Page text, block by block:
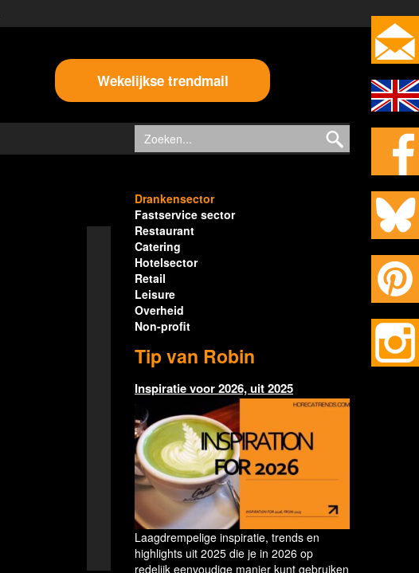
Wekelijkse trendmail
Drankensector
Fastservice sector
Restaurant
Catering
Hotelsector
Retail
Leisure
Overheid
Non-profit
Tip van Robin
Inspiratie voor 2026, uit 2025
Laagdrempelige inspiratie, trends en
highlights uit 2025 die je in 2026 op
redelijk eenvoudige manier kunt gebruiken